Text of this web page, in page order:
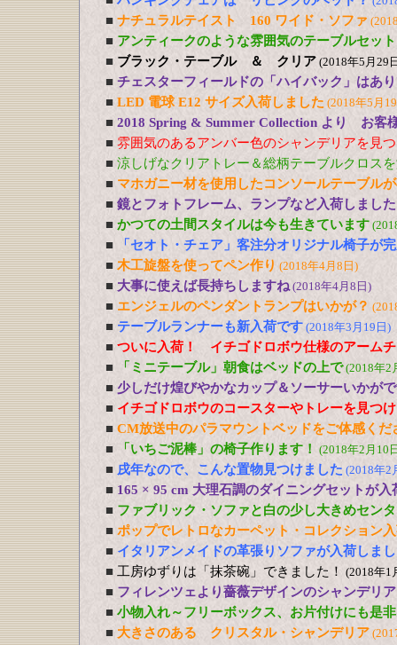
■ ナチュラルテイスト 160 ワイド・ソファ
■ アンティークのような雰囲気のテーブルセット
■ ブラック・テーブル ＆ クリア (2018年5月29
■ チェスターフィールドの「ハイバック」はあ
■ LED 電球 E12 サイズ入荷しました (2018年5月
■ 2018 Spring & Summer Collection より お客
■ 雰囲気のあるアンバー色のシャンデリアを見
■ 涼しげなクリアトレー＆総柄テーブルクロス
■ マホガニー材を使用したコンソールテーブル
■ 鏡とフォトフレーム、ランプなど入荷しました
■ かつての土間スタイルは今も生きています
■
「セオト・チェア」客注分オリジナル椅子が
■ 木工旋盤を使ってペン作り (2018年4月8日)
■ 大事に使えば長持ちしますね(2018年4月8日)
■ エンジェルのペンダントランプはいかが？
■ テーブルランナーも新入荷です (2018年3月19日)
■ ついに入荷！ イチゴドロボウ仕様のアーム
■
「ミニテーブル」朝食はベッドの上で(2018年2
■ 少しだけ煌びやかなカップ＆ソーサーいかが
■ イチゴドロボウのコースターやトレーを見つ
■ CM放送中のパラマウントベッドをご体感くだ
■
「いちご泥棒」の椅子作ります！ (2018年2月10
■ 戌年なので、こんな置物見つけました (2018年2
■ 165 × 95 cm 大理石調のダイニングセットが入
■ ファブリック・ソファと白の少し大きめセン
■ ポップでレトロなカーペット・コレクション
■ イタリアンメイドの革張りソファが入荷しま
■ 工房ゆずりは「抹茶碗」できました！ (2018年1
■ フィレンツェより薔薇デザインのシャンデリア
■ 小物入れ～フリーボックス、お片付けにも是
■ 大きさのある クリスタル・シャンデリア